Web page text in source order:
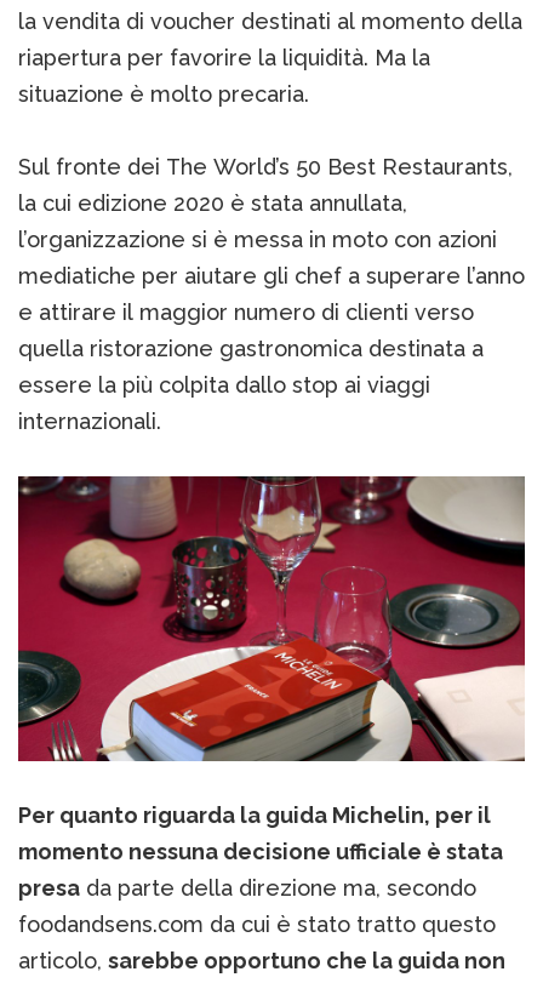
la vendita di voucher destinati al momento della
riapertura per favorire la liquidità. Ma la
situazione è molto precaria.
Sul fronte dei The World’s 50 Best Restaurants,
la cui edizione 2020 è stata annullata,
l’organizzazione si è messa in moto con azioni
mediatiche per aiutare gli chef a superare l’anno
e attirare il maggior numero di clienti verso
quella ristorazione gastronomica destinata a
essere la più colpita dallo stop ai viaggi
internazionali.
Per quanto riguarda la guida Michelin, per il
momento nessuna decisione ufficiale è stata
presa da parte della direzione ma, secondo
foodandsens.com da cui è stato tratto questo
articolo, sarebbe opportuno che la guida non